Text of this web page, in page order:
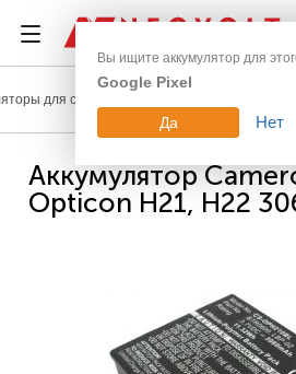
для сканеров штрих-кодов и терминалов
Аккумулятор
Opticon H21, H22
Вы ищите аккумулятор для
Google Pixel
Да Нет